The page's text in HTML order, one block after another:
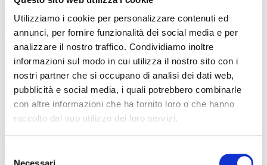
Utilizziamo i cookie per personalizzare contenuti ed
annunci, per fornire funzionalità dei social media e per
analizzare il nostro traffico. Condividiamo inoltre
informazioni sul modo in cui utilizza il nostro sito con i
nostri partner che si occupano di analisi dei dati web,
pubblicità e social media, i quali potrebbero combinarle
con altre informazioni che ha fornito loro o che hanno
raccolto dal suo utilizzo dei loro servizi.
Necessari